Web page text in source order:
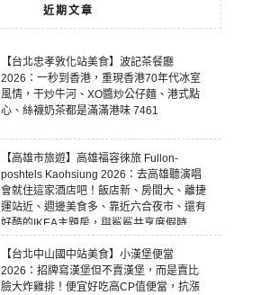
近期文章
【台北忠孝敦化站美食】波記茶餐廳
2026：一秒到香港，重現香港70年代冰室
風情，干炒牛河、XO醬炒公仔麵、港式點
心、絲襪奶茶都是滿滿港味 7461
【高雄市旅遊】高雄福容徠旅 Fullon-
poshtels Kaohsiung 2026：去高雄聽演唱
會就住這家酒店吧！飯店新、房間大、離捷
運站近、週邊美食多、靠近六合夜市、還有
好酷的IKEA主題房，與鯊鯊共享度假時
光！ 7460
【台北中山國中站美食】小漢堡便當
2026：招牌寫漢堡但不賣漢堡，而是賣比
臉大炸雞排！便宜好吃高CP值便當，抗漲